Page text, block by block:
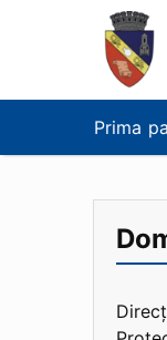
Direcția
Generală
Protecția
Copilului
Prima